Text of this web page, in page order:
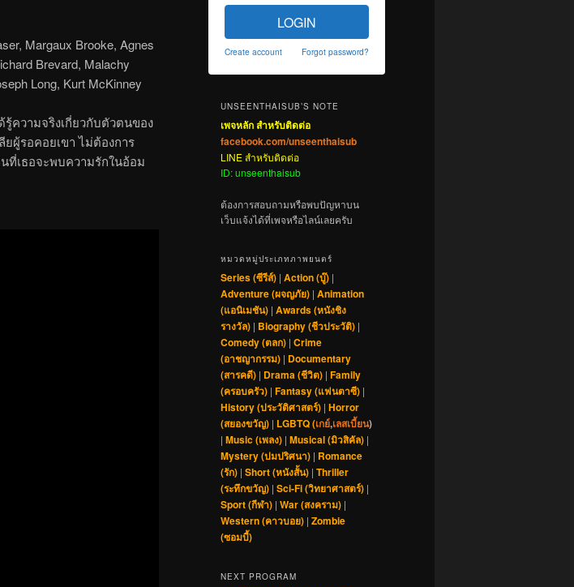
Margaux Brooke, Agnes
Brevard, Malachy
Long, Kurt McKinney
รู้ความจริงเกี่ยวกับตัวตนของ
ยผู้รอคอยเขา ไม่ต้องการ
นที่เธอจะพบความรักในอ้อม
LOGIN
Create account Forgot password?
UNSEENTHAISUB’S NOTE
เพจหลัก สำหรับติดต่อ
facebook.com/unseenthaisub
LINE สำหรับติดต่อ
ID: unseenthaisub
ต้องการสอบถามหรือพบปัญหาบน
เว็บแจ้งได้ที่เพจหรือไลน์เลยครับ
หมวดหมู่ประเภทภาพยนตร์
Series (ซีรีส์) | Action (บู๊) |
Adventure (ผจญภัย) | Animation
(แอนิเมชัน) | Awards (หนังชิง
รางวัล) | Biography (ชีวประวัติ) |
Comedy (ตลก) | Crime
(อาชญากรรม) | Documentary
(สารคดี) | Drama (ชีวิต) | Family
(ครอบครัว) | Fantasy (แฟนตาซี) |
History (ประวัติศาสตร์) | Horror
(สยองขวัญ) | LGBTQ (เกย์,เลสเบี้ยน)
| Music (เพลง) | Musical (มิวสิคัล) |
Mystery (ปมปริศนา) | Romance
(รัก) | Short (หนังสั้น) | Thriller
(ระทึกขวัญ) | Sci-Fi (วิทยาศาสตร์) |
Sport (กีฬา) | War (สงคราม) |
Western (คาวบอย) | Zombie
(ซอมบี้)
NEXT PROGRAM